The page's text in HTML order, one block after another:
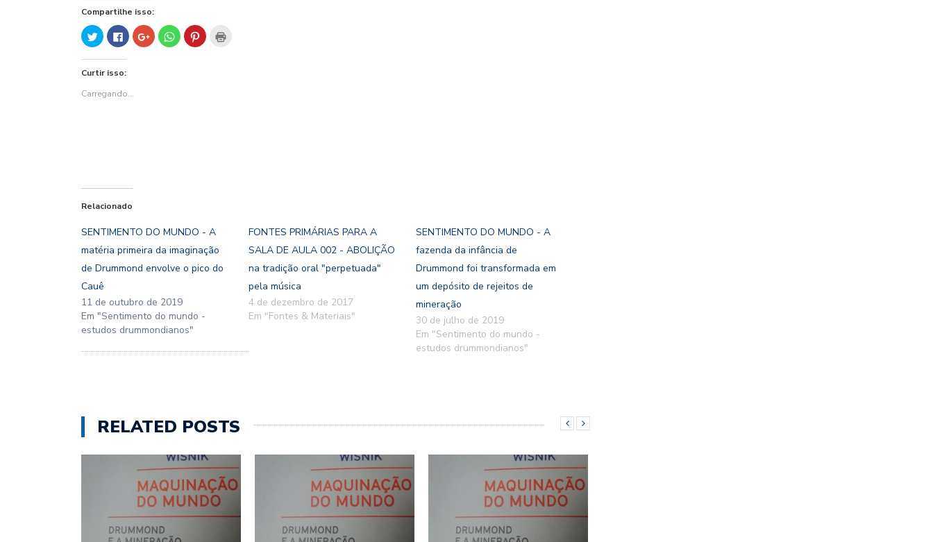
Compartilhe isso:
Clique
para
compartilhar
no
em
janela)
Clique
para
compartilhar
no
em
janela)
Compartilhe
no
Google+
Clique
para
compartilhar
Clique
para
Curtir isso:
Carregando...
Relacionado
SENTIMENTO DO MUNDO - A
matéria primeira da imaginação
de Drummond envolve o pico do
Cauê
11 de outubro de 2019
Em "Sentimento do mundo -
estudos drummondianos"
FONTES PRIMÁRIAS PARA A
SALA DE AULA 002 - ABOLIÇÃO
na tradição oral "perpetuada"
pela música
4 de dezembro de 2017
Em "Fontes & Materiais"
SENTIMENTO DO MUNDO - A
fazenda da infância de
Drummond foi transformada em
um depósito de rejeitos de
mineração
30 de julho de 2019
Em "Sentimento do mundo -
estudos drummondianos"
RELATED POSTS